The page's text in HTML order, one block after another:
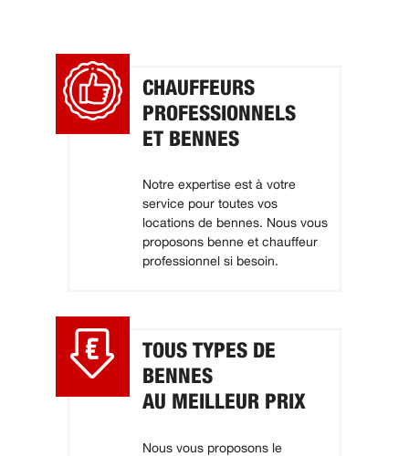
CHAUFFEURS
PROFESSIONNELS
ET BENNES
Notre expertise est à votre
service pour toutes vos
locations de bennes. Nous vous
proposons benne et chauffeur
professionnel si besoin.
TOUS TYPES DE
BENNES
AU MEILLEUR PRIX
Nous vous proposons le